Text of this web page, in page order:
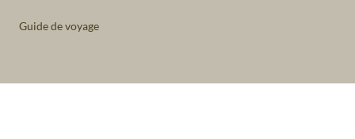
Guide de voyage